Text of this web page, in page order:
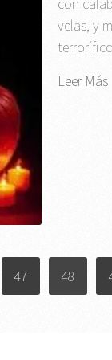
velas, y
Leer Más
47 48